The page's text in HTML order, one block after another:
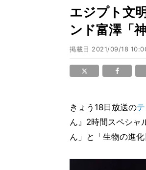
エジプト文
ンド富澤「
掲載日 2021/09/18
きょう18日放送の
ん』2時間スペシャ
ん」と「生物の進化